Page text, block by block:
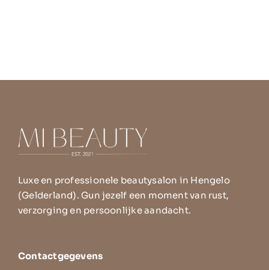
Luxe en professionele beautysalon in Hengelo
(Gelderland). Gun jezelf een moment van rust,
verzorging en persoonlijke aandacht.
Contactgegevens